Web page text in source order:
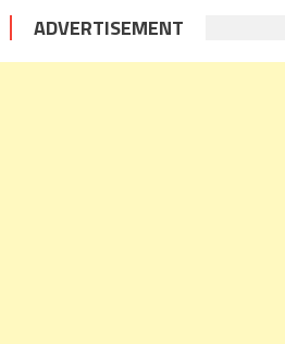
ADVERTISEMENT